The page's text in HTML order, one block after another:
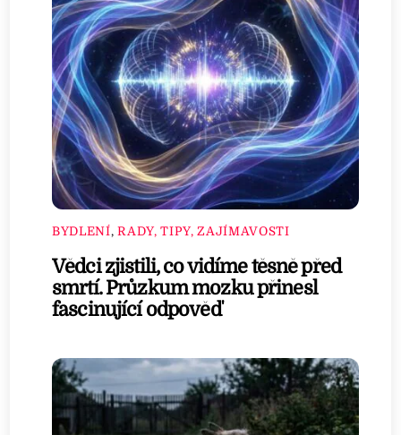
BYDLENÍ,RADY, TIPY, ZAJÍMAVOSTI
Vědci zjistili, co vidíme těsně před
smrtí. Průzkum mozku přinesl
fascinující odpověď